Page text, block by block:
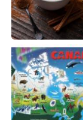
Português